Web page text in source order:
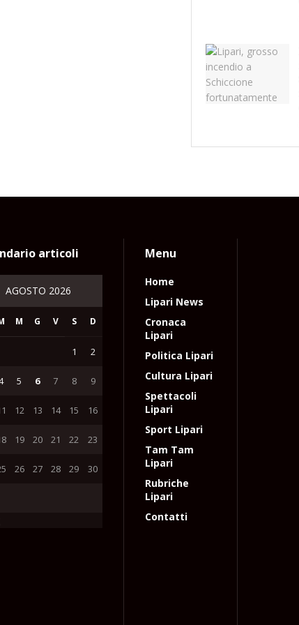
articoli
AGOSTO 2026
M G V S D
1 2
5 6 7 8 9
12 13 14 15 16
19 20 21 22 23
26 27 28 29 30
Menu
Home
Lipari News
Cronaca
Lipari
Politica Lipari
Cultura Lipari
Spettacoli
Lipari
Sport Lipari
Tam Tam
Lipari
Rubriche
Lipari
Contatti